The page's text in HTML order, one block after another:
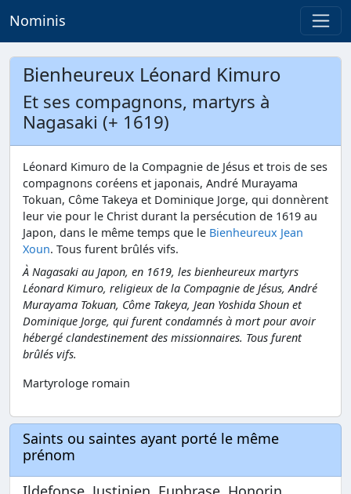
Nominis
Bienheureux Léonard Kimuro
Et ses compagnons, martyrs à
Nagasaki (+ 1619)
Léonard Kimuro de la Compagnie de Jésus et trois de ses
compagnons coréens et japonais, André Murayama
Tokuan, Côme Takeya et Dominique Jorge, qui donnèrent
leur vie pour le Christ durant la persécution de 1619 au
Japon, dans le même temps que le Bienheureux Jean
Xoun. Tous furent brûlés vifs.
À Nagasaki au Japon, en 1619, les bienheureux martyrs
Léonard Kimuro, religieux de la Compagnie de Jésus, André
Murayama Tokuan, Côme Takeya, Jean Yoshida Shoun et
Dominique Jorge, qui furent condamnés à mort pour avoir
hébergé clandestinement des missionnaires. Tous furent
brûlés vifs.
Martyrologe romain
Saints ou saintes ayant porté le même
prénom